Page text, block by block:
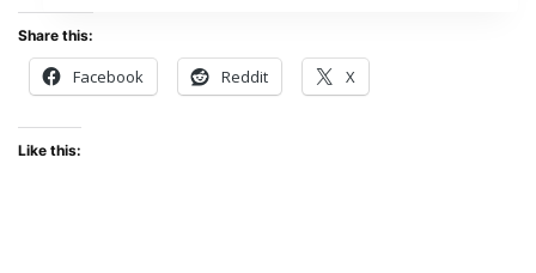
Share this:
Facebook Reddit X
Like this: